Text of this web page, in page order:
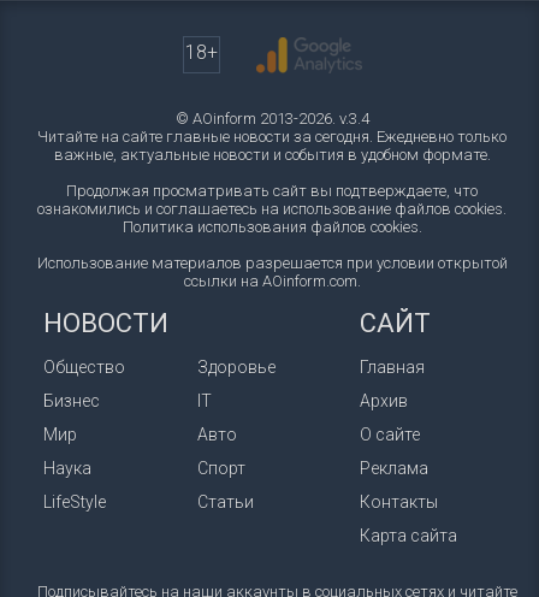
18+
© AOinform 2013-2026. v.3.4
Читайте на сайте главные новости за сегодня. Ежедневно только
важные, актуальные новости и события в удобном формате.
Продолжая просматривать сайт вы подтверждаете, что
ознакомились и соглашаетесь на использование файлов cookies.
Политика использования файлов cookies.
Использование материалов разрешается при условии открытой
ссылки на AOinform.com.
НОВОСТИ
Общество
Бизнес
Мир
Наука
LifeStyle
Здоровье
IT
Авто
Спорт
Статьи
САЙТ
Главная
Архив
О сайте
Реклама
Контакты
Карта сайта
Подписывайтесь на наши аккаунты в социальных сетях и читайте